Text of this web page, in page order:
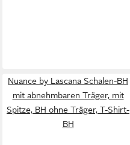
Nuance by Lascana Schalen-BH
mit abnehmbaren Träger, mit
Spitze, BH ohne Träger, T-Shirt-
BH